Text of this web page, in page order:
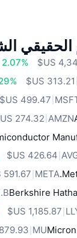
الحقيقي
2.07%
AMZN
META
Berkshire
MU